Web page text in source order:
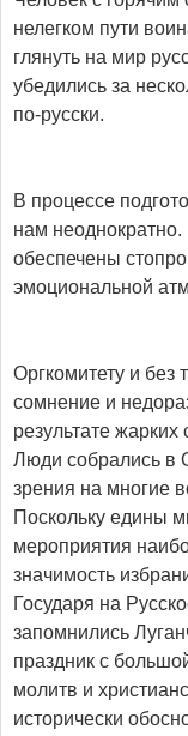
нелегком пути
глянуть на мир
убедились за
по-русски.
В процессе
нам
обеспечены
эмоциональной
Оргкомитету и без
сомнение и
результате
Люди собрались в
зрения на многие
Поскольку едины
мероприятия
значимость
Государя на
запомнились
праздник с
молитв и
исторически